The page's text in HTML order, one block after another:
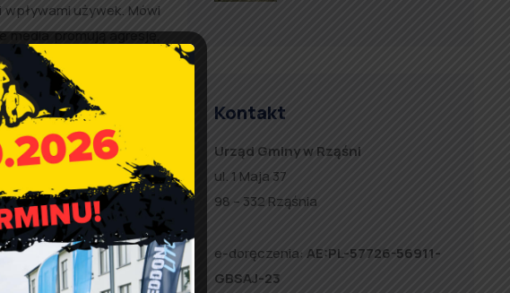
używek. Mówi
media promują agresję,
i rockowego, jest
człowieka do
1997 rok. Laureat 33
tekstów do najnowszej
o AIDS, który został
Kontakt
Urząd Gminy w Rząśni
ul. 1 Maja 37
98 – 332 Rząśnia
e-doręczenia: AE:PL-57726-56911-
GBSAJ-23